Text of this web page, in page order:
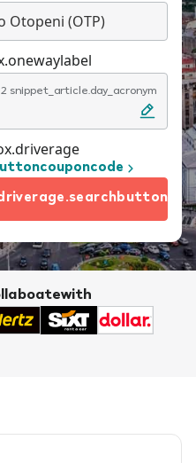
2 snippet_article.day_acronym